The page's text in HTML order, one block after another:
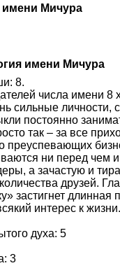
имени Мичура
имени Мичура
8.
числа имени 8
сильные личности,
постоянно
так – за все
преуспевающих
ни перед чем
а зачастую и
друзей.
застигнет длинная
интерес к жизни.
духа: 5
3